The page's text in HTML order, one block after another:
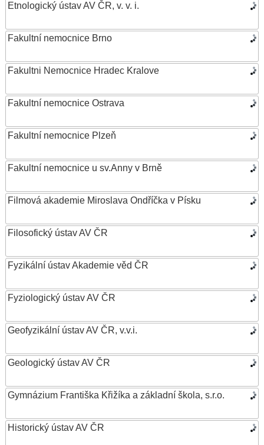
Etnologický ústav AV ČR, v. v. i.
Fakultní nemocnice Brno
Fakultni Nemocnice Hradec Kralove
Fakultní nemocnice Ostrava
Fakultní nemocnice Plzeň
Fakultní nemocnice u sv.Anny v Brně
Filmová akademie Miroslava Ondříčka v Písku
Filosofický ústav AV ČR
Fyzikální ústav Akademie věd ČR
Fyziologický ústav AV ČR
Geofyzikální ústav AV ČR, v.v.i.
Geologický ústav AV ČR
Gymnázium Františka Křižíka a základní škola, s.r.o.
Historický ústav AV ČR